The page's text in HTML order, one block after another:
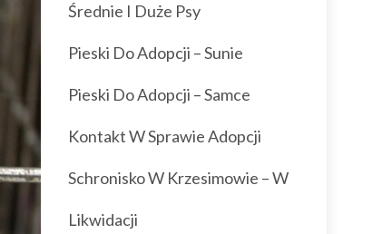
Średnie I Duże Psy
Pieski Do Adopcji – Sunie
Pieski Do Adopcji – Samce
Kontakt W Sprawie Adopcji
Schronisko W Krzesimowie – W
Likwidacji